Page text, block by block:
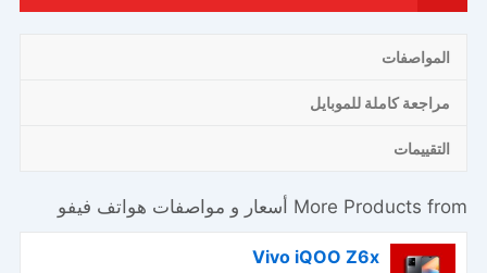
المواصفات
مراجعة كاملة للموبايل
التقييمات
More Products from أسعار و مواصفات هواتف فيفو
Vivo iQOO Z6x